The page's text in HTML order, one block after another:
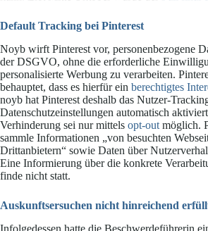
Default Tracking bei Pinterest
Noyb wirft Pinterest vor, personenbezogene
der DSGVO, ohne die erforderliche
personalisierte Werbung zu verarbeiten.
behauptet, dass es hierfür ein berechtigtes
noyb hat Pinterest deshalb das Nutzer-
Datenschutzeinstellungen automatisch
Verhinderung sei nur mittels opt-out möglich.
sammle Informationen „von besuchten
Drittanbietern“ sowie Daten über
Eine Informierung über die konkrete
finde nicht statt.
Auskunftsersuchen nicht hinreichend
Infolgedessen hatte die Beschwerdeführerin